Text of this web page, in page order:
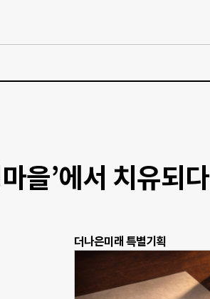
을’에서 치유되다
더나은미래 특별기획